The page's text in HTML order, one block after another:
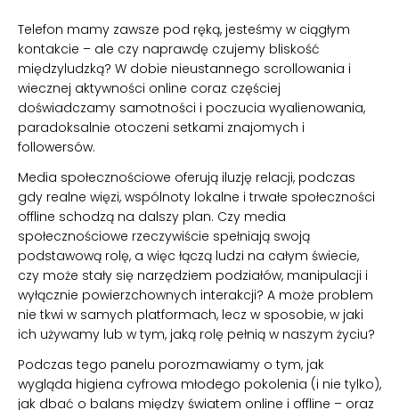
Telefon mamy zawsze pod ręką, jesteśmy w ciągłym
kontakcie – ale czy naprawdę czujemy bliskość
międzyludzką? W dobie nieustannego scrollowania i
wiecznej aktywności online coraz częściej
doświadczamy samotności i poczucia wyalienowania,
paradoksalnie otoczeni setkami znajomych i
followersów.
Media społecznościowe oferują iluzję relacji, podczas
gdy realne więzi, wspólnoty lokalne i trwałe społeczności
offline schodzą na dalszy plan. Czy media
społecznościowe rzeczywiście spełniają swoją
podstawową rolę, a więc łączą ludzi na całym świecie,
czy może stały się narzędziem podziałów, manipulacji i
wyłącznie powierzchownych interakcji? A może problem
nie tkwi w samych platformach, lecz w sposobie, w jaki
ich używamy lub w tym, jaką rolę pełnią w naszym życiu?
Podczas tego panelu porozmawiamy o tym, jak
wygląda higiena cyfrowa młodego pokolenia (i nie tylko),
jak dbać o balans między światem online i offline – oraz